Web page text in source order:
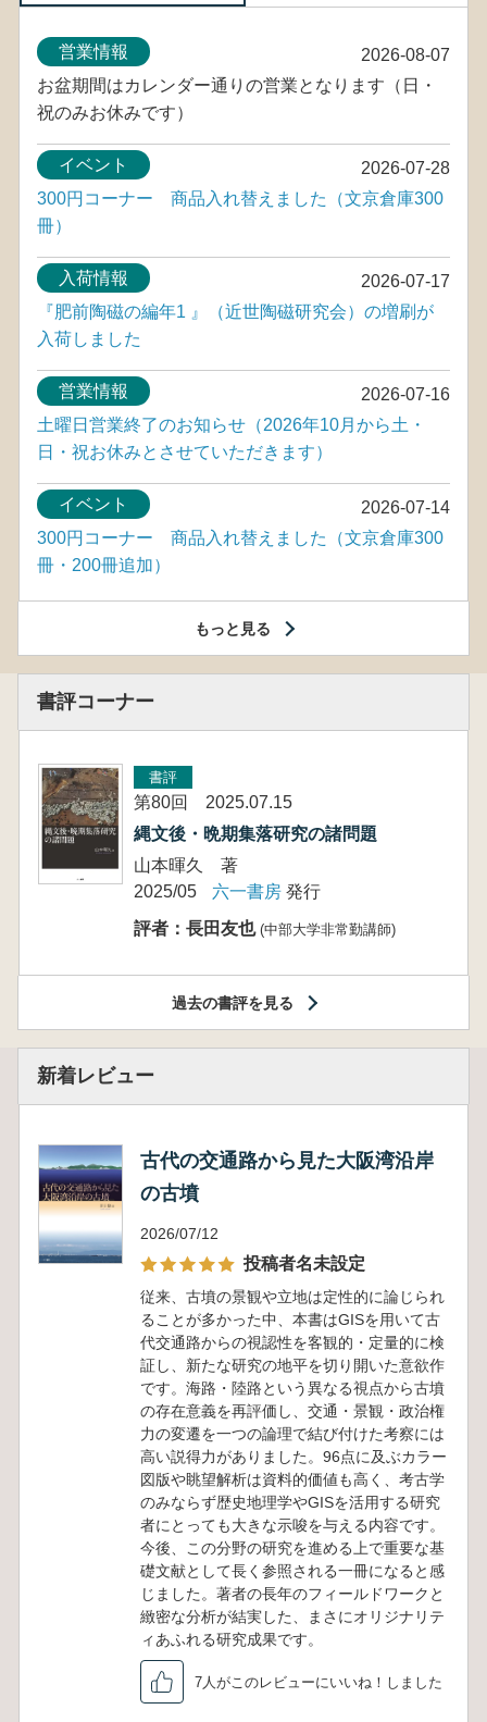
2026-08-07
営業情報
お盆期間はカレンダー通りの営業となります（日・
祝のみお休みです）
2026-07-28
イベント
300円コーナー 商品入れ替えました（文京倉庫300
冊）
2026-07-17
入荷情報
『肥前陶磁の編年1 』（近世陶磁研究会）の増刷が
入荷しました
2026-07-16
営業情報
土曜日営業終了のお知らせ（2026年10月から土・
日・祝お休みとさせていただきます）
2026-07-14
イベント
300円コーナー 商品入れ替えました（文京倉庫300
冊・200冊追加）
もっと見る
書評コーナー
書評
第80回 2025.07.15
縄文後・晩期集落研究の諸問題
山本暉久 著
2025/05
六一書房 発行
評者：長田友也 (中部大学非常勤講師)
過去の書評を見る
新着レビュー
古代の交通路から見た大阪湾沿岸
の古墳
2026/07/12
投稿者名未設定
従来、古墳の景観や立地は定性的に論じられ
ることが多かった中、本書はGISを用いて古
代交通路からの視認性を客観的・定量的に検
証し、新たな研究の地平を切り開いた意欲作
です。海路・陸路という異なる視点から古墳
の存在意義を再評価し、交通・景観・政治権
力の変遷を一つの論理で結び付けた考察には
高い説得力がありました。96点に及ぶカラー
図版や眺望解析は資料的価値も高く、考古学
のみならず歴史地理学やGISを活用する研究
者にとっても大きな示唆を与える内容です。
今後、この分野の研究を進める上で重要な基
礎文献として長く参照される一冊になると感
じました。著者の長年のフィールドワークと
緻密な分析が結実した、まさにオリジナリテ
ィあふれる研究成果です。
7人がこのレビューにいいね！しました